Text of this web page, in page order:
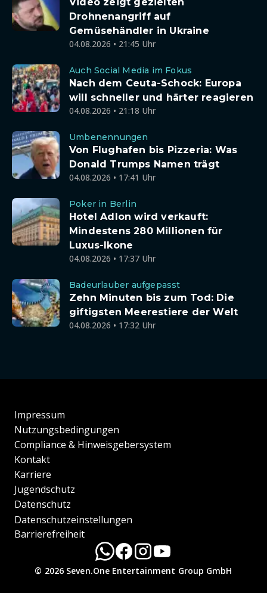
Drohnenangriff auf
Gemüsehändler in Ukraine
04.08.2026 • 21:45 Uhr
Auch Social Media im Fokus
Nach dem Ceuta-Schock: Europa
will schneller und härter reagieren
04.08.2026 • 21:18 Uhr
Umbenennungen
Von Flughafen bis Pizzeria: Was
Donald Trumps Namen trägt
04.08.2026 • 17:41 Uhr
Poker in Berlin
Hotel Adlon wird verkauft:
Mindestens 280 Millionen für
Luxus-Ikone
04.08.2026 • 17:37 Uhr
Badeurlauber aufgepasst
Zehn Minuten bis zum Tod: Die
giftigsten Meerestiere der Welt
04.08.2026 • 17:32 Uhr
Impressum
Nutzungsbedingungen
Compliance & Hinweisgebersystem
Kontakt
Karriere
Jugendschutz
Datenschutz
Datenschutzeinstellungen
Barrierefreiheit
© 2026 Seven.One Entertainment Group GmbH